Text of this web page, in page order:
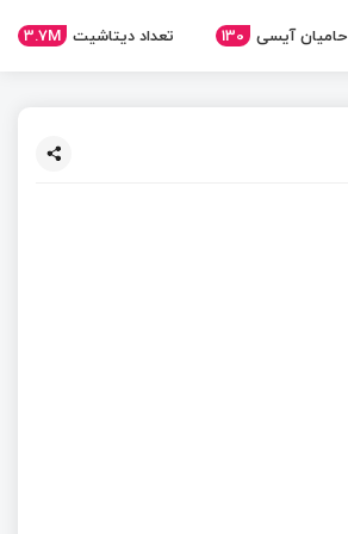
حامیان آیسی 130 تعداد دیتاشیت 3.7M